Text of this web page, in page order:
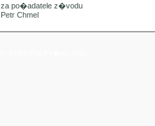
za po�adatele z�vodu
Petr Chmel